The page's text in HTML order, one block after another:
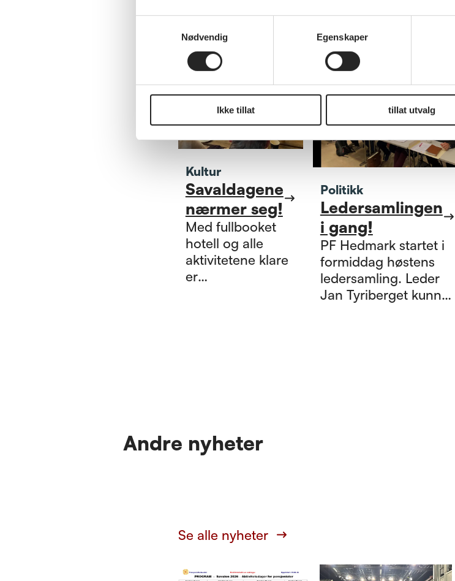
Nødvendig
Egenskaper
Ikke tillat tillat utvalg
Kultur
Savaldagene
nærmer seg!
Med fullbooket
hotell og alle
aktivitetene klare
er
Politikk
Ledersamlingen
i gang!
PF Hedmark startet i
formiddag høstens
ledersamling. Leder
Jan Tyriberget kunne
Andre nyheter
Se alle nyheter